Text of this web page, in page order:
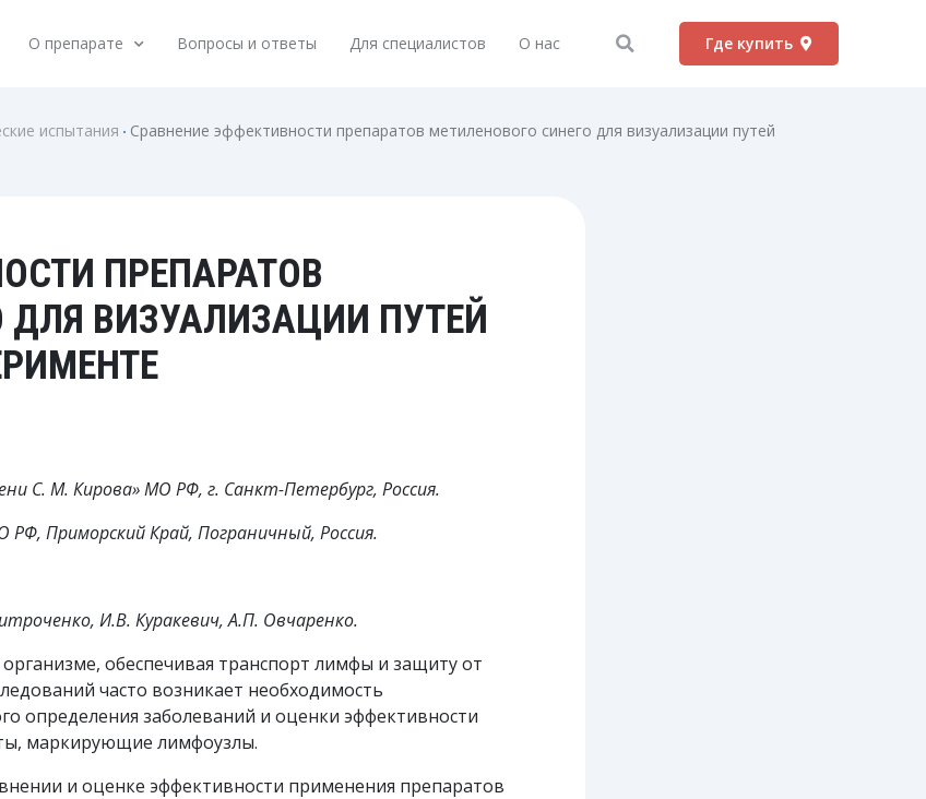
О препарате Вопросы и ответы Для специалистов О нас SearchГде купить
испытания
Сравнение эффективности препаратов метиленового синего для визуализации путей
ПРЕПАРАТОВ
ВИЗУАЛИЗАЦИИ ПУТЕЙ
С. М. Кирова» МО РФ, г. Санкт-Петербург, Россия.
Приморский Край, Пограничный, Россия.
И.В. Куракевич, А.П. Овчаренко.
обеспечивая транспорт лимфы и защиту от
часто возникает необходимость
определения заболеваний и оценки эффективности
маркирующие лимфоузлы.
и оценке эффективности применения препаратов